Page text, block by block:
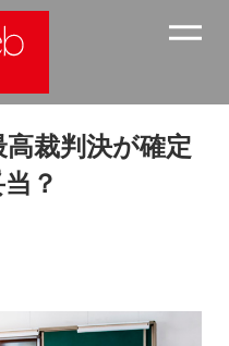
裁判決が確定
？